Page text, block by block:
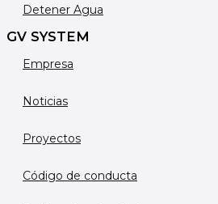
Detener Agua
GV SYSTEM
Empresa
Noticias
Proyectos
Código de conducta